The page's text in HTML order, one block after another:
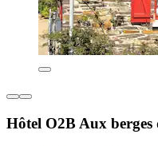
Hôtel O2B Aux berges